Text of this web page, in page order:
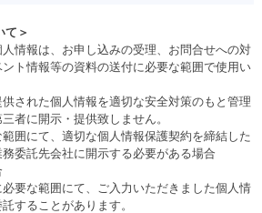
て＞
情報は、お申し込みの受理、お問合せへの対
ト情報等の資料の送付に必要な範囲で使用い
された個人情報を適切な安全対策のもと管理
者に開示・提供致しません。
範囲にて、適切な個人情報保護契約を締結した
委託先会社に開示する必要がある場合
要な範囲にて、ご入力いただきました個人情
することがあります。